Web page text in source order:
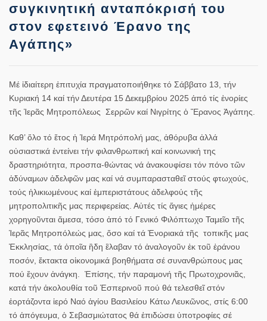
συγκινητική ανταπόκρισή του
στον εφετεινό Έρανο της
Αγάπης»
Μέ ἰδιαίτερη ἐπιτυχία πραγματοποιήθηκε τό Σάββατο 13, τήν
Κυριακή 14 καί τήν Δευτέρα 15 Δεκεμβρίου 2025 ἀπό τίς ἐνορίες
τῆς Ἱερᾶς Μητροπόλεως Σερρῶν καί Νιγρίτης ὁ Ἔρανος Ἀγάπης.
Καθ’ ὅλο τό ἔτος ἡ Ἱερά Μητρόπολή μας, ἀθόρυβα ἀλλά
οὐσιαστικά ἐντείνει τήν φιλανθρωπική καί κοινωνική της
δραστηριότητα, προσπα-θώντας νά ἀνακουφίσει τόν πόνο τῶν
ἀδύναμων ἀδελφῶν μας καί νά συμπαρασταθεῖ στούς φτωχούς,
τούς ἡλικιωμένους καί ἐμπεριστάτους ἀδελφούς τῆς
μητροπολιτικῆς μας περιφερείας. Αὐτές τίς ἅγιες ἡμέρες
χορηγοῦνται ἄμεσα, τόσο ἀπό τό Γενικό Φιλόπτωχο Ταμεῖο τῆς
Ἱερᾶς Μητροπόλεώς μας, ὅσο καί τά Ἐνοριακά τῆς τοπικῆς μας
Ἐκκλησίας, τά ὁποῖα ἢδη ἒλαβαν τό ἀναλογοῦν ἐκ τοῦ ἐράνου
ποσόν, ἔκτακτα οἰκονομικά βοηθήματα σέ συνανθρώ­πους μας
πού ἔχουν ἀνάγκη. Ἐπίσης, τήν παραμονή τῆς Πρωτοχρονιᾶς,
κατά τήν ἀκολουθία τοῦ Ἑσπερινοῦ πού θά τελεσθεῖ στόν
ἑορτάζοντα ἱερό Ναό ἁγίου Βασιλείου Κάτω Λευκῶνος, στίς 6:00
τό ἀπόγευμα, ὁ Σεβασμιώτατος θά ἐπιδώσει ὑποτροφίες σέ